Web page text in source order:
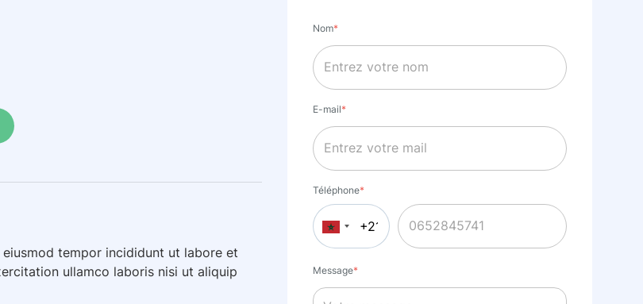
tempor incididunt ut labore et
ullamco laboris nisi ut aliquip
Nom*
E-mail*
Téléphone*
Message*